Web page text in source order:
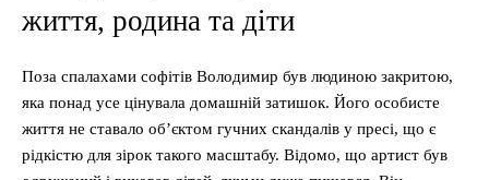
життя, родина та діти
Поза спалахами софітів Володимир був людиною закритою,
яка понад усе цінувала домашній затишок. Його особисте
життя не ставало об’єктом гучних скандалів у пресі, що є
рідкістю для зірок такого масштабу. Відомо, що артист був